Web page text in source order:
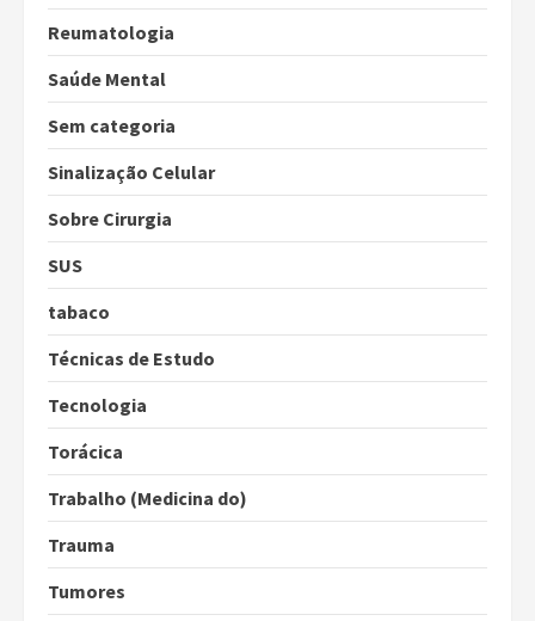
Reumatologia
Saúde Mental
Sem categoria
Sinalização Celular
Sobre Cirurgia
SUS
tabaco
Técnicas de Estudo
Tecnologia
Torácica
Trabalho (Medicina do)
Trauma
Tumores